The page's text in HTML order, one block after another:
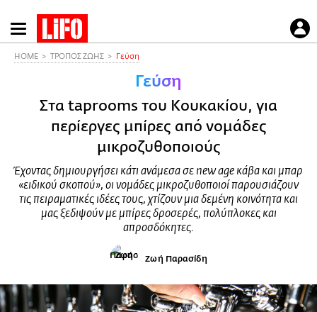
Παράκαμψη
προς
HOME ΤΡΟΠΟΣ ΖΩΗΣ Γεύση
Γεύση
Στα taprooms του Κουκακίου, για
περίεργες μπίρες από νομάδες
μικροζυθοποιούς
Έχοντας δημιουργήσει κάτι ανάμεσα σε new age κάβα και μπαρ
«ειδικού σκοπού», οι νομάδες μικροζυθοποιοί παρουσιάζουν
τις πειραματικές ιδέες τους, χτίζουν μια δεμένη κοινότητα και
μας ξεδιψούν με μπίρες δροσερές, πολύπλοκες και
απροσδόκητες.
Ζωή Παρασίδη